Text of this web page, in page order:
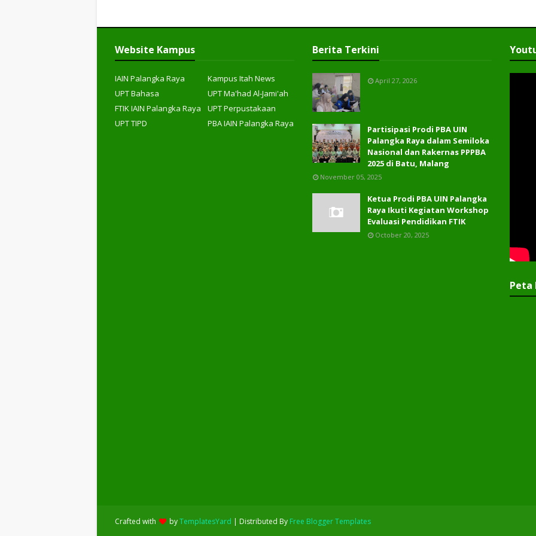
Website Kampus
IAIN Palangka Raya
Kampus Itah News
UPT Bahasa
UPT Ma'had Al-Jami'ah
FTIK IAIN Palangka Raya
UPT Perpustakaan
UPT TIPD
PBA IAIN Palangka Raya
Berita Terkini
April 27, 2026
Partisipasi Prodi PBA UIN
Palangka Raya dalam Semiloka
Nasional dan Rakernas PPPBA
2025 di Batu, Malang
November 05, 2025
Ketua Prodi PBA UIN Palangka
Raya Ikuti Kegiatan Workshop
Evaluasi Pendidikan FTIK
October 20, 2025
Peta
Crafted with byTemplatesYard | Distributed By Free Blogger Templates